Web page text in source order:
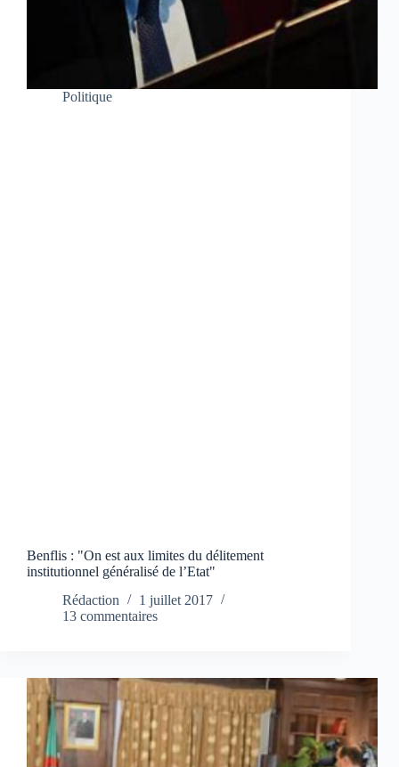
Politique
Benflis : "On est aux limites du délitement
institutionnel généralisé de l’Etat"
Rédaction
1 juillet 2017
13 commentaires